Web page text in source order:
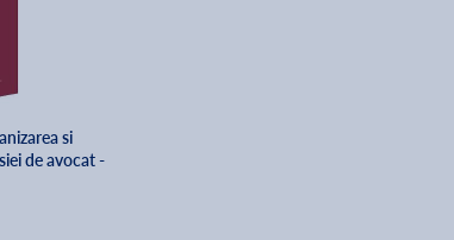
si
de avocat -